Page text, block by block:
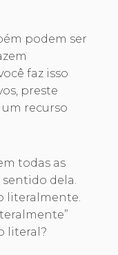
podem ser
faz isso
preste
recurso
todas as
sentido dela.
literalmente.
literal?